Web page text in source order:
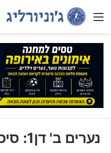
Menu
נערים ב' דן1: סיכום המחזור ה-3